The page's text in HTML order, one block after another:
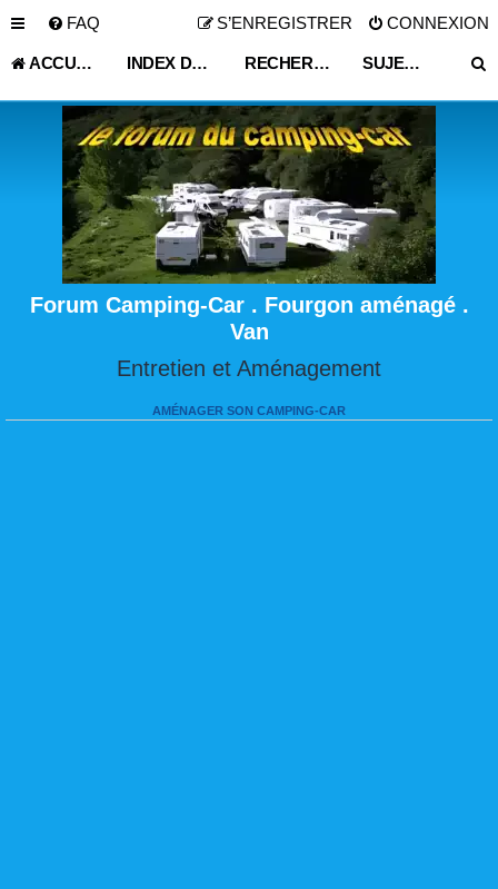
FAQ CONNEXION
S’ENREGISTRER
ACCUEIL INDEX DU FORUM RECHERCHER SUJETS SANS RÉPONSE
Forum Camping-Car . Fourgon aménagé .
Van
Entretien et Aménagement
AMÉNAGER SON CAMPING-CAR